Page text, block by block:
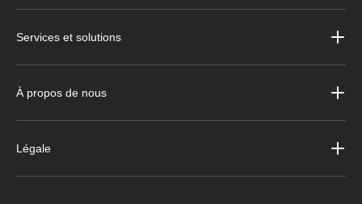
Services et solutions
À propos de nous
Légale